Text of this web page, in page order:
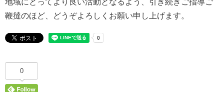
鞭撻のほど、どうぞよろしくお願い申し上げます。
0